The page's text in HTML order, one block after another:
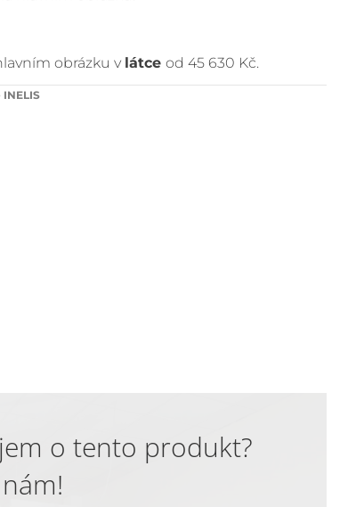
obrázku v látce od 45 630 Kč.
o tento produkt?